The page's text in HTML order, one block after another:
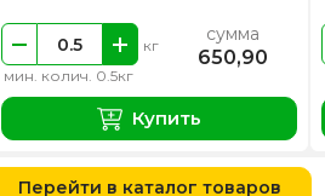
мин. колич. 0.5кг
кг сумма
650,90
Купить
Перейти в каталог товаров